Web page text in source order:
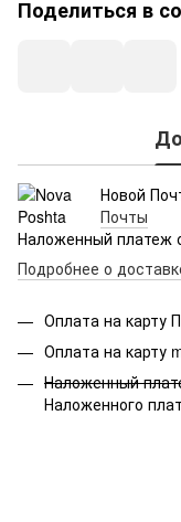
Поделиться в
Новой
Почты
Наложенный платеж
Подробнее о
Оплата на карту
Оплата на карту
Наложенный
Наложенного